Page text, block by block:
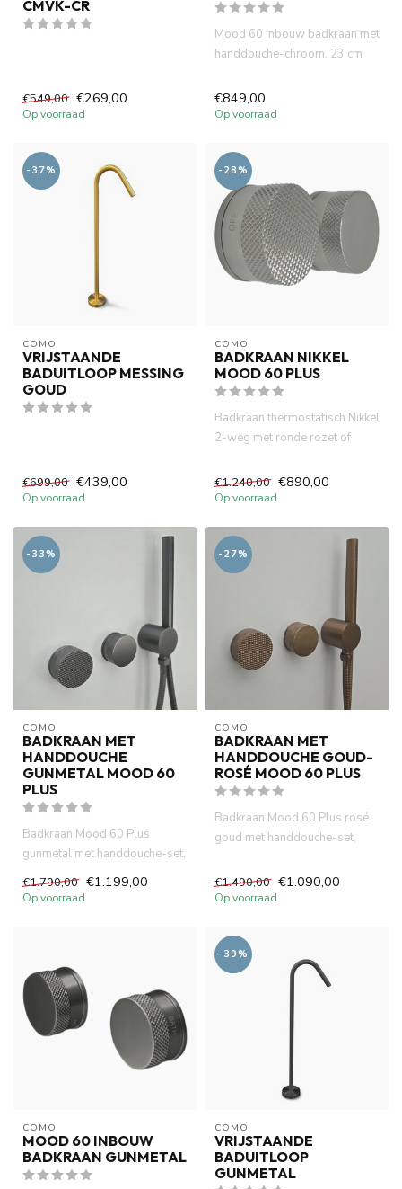
CMVK-CR
€549,00 €269,00
Op voorraad
Mood 60 inbouw badkraan met
handdouche-chroom. 23 cm
€849,00
Op voorraad
-37%
COMO
VRIJSTAANDE
BADUITLOOP MESSING
GOUD
€699,00 €439,00
Op voorraad
-28%
COMO
BADKRAAN NIKKEL
MOOD 60 PLUS
Badkraan thermostatisch Nikkel
2-weg met ronde rozet of
€1.240,00 €890,00
Op voorraad
-33%
COMO
BADKRAAN MET
HANDDOUCHE
GUNMETAL MOOD 60
PLUS
Badkraan Mood 60 Plus
gunmetal met handdouche-set,
PVD met ingebouwde
thermostat...
€1.790,00 €1.199,00
Op voorraad
-27%
COMO
BADKRAAN MET
HANDDOUCHE GOUD-
ROSÉ MOOD 60 PLUS
Badkraan Mood 60 Plus rosé
goud met handdouche-set,
thermosta...
€1.490,00 €1.090,00
Op voorraad
COMO
MOOD 60 INBOUW
BADKRAAN GUNMETAL
-39%
COMO
VRIJSTAANDE
BADUITLOOP
GUNMETAL